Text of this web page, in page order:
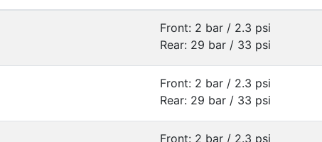
Front: 2 bar / 2.3 psi
Rear: 29 bar / 33 psi
Front: 2 bar / 2.3 psi
Rear: 29 bar / 33 psi
Front: 2 bar / 2.3 psi